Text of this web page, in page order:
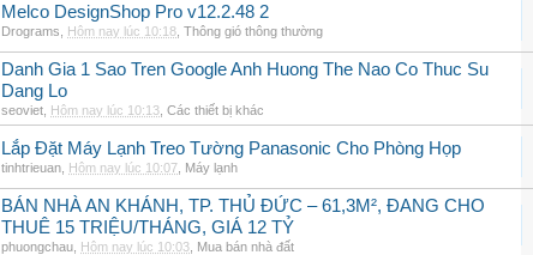
Melco DesignShop Pro v12.2.48 2
Drograms Hôm nay lúc 10:18 Thông gió thông thường
Danh Gia 1 Sao Tren Google Anh Huong The Nao Co Thuc Su
Dang Lo
seoviet Hôm nay lúc 10:13 Các thiết bị khác
Lắp Đặt Máy Lạnh Treo Tường Panasonic Cho Phòng Họp
tinhtrieuan Hôm nay lúc 10:07 Máy lạnh
BÁN NHÀ AN KHÁNH, TP. THỦ ĐỨC – 61,3M², ĐANG CHO
THUÊ 15 TRIỆU/THÁNG, GIÁ 12 TỶ
phuongchau Hôm nay lúc 10:03 Mua bán nhà đất